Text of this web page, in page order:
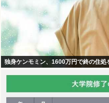
独身ケンモミン、1600万円で終の住